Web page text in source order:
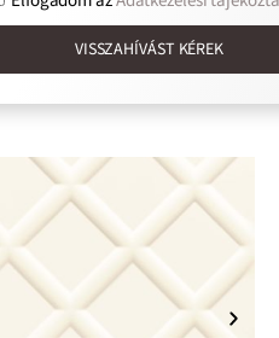
VISSZAHÍVÁST KÉREK